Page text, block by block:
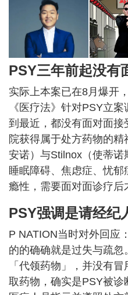
PSY三年前起没有
实际上本案已在8月爆开
《医疗法》针对PSY立
到最近，都没有面对面
院获得属于处方药物的
安诺）与Stilnox（使蒂
睡眠障碍、焦虑症、忧
瘾性，需要面对面诊疗后
PSY强调是请经纪
P NATION当时对外回应
的的确确就是过失与疏忽
「代领药物」，并没有
取药物，确实是PSY被诊